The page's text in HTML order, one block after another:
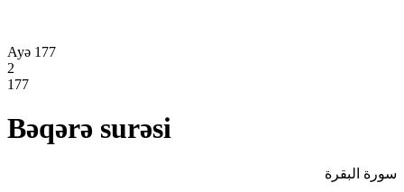
Ayə 177
2
177
Bəqərə surəsi
سورة البقرة